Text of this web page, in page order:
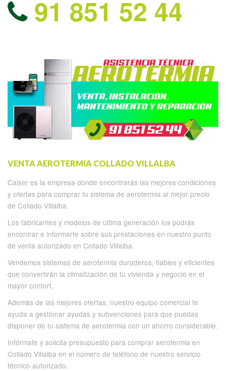
91 851 52 44
VENTA AEROTERMIA COLLADO VILLALBA
Calser es la empresa donde encontrarás las mejores condiciones
y ofertas para comprar tu sistema de aerotermia al mejor precio
de Collado Villalba.
Los fabricantes y modelos de última generación los podrás
encontrar e informarte sobre sus prestaciones en nuestro punto
de venta autorizado en Collado Villalba.
Vendemos sistemas de aerotermia duraderos, fiables y eficientes
que convertirán la climatización de tu vivienda y negocio en el
mayor confort.
Además de las mejores ofertas, nuestro equipo comercial te
ayuda a gestionar ayudas y subvenciones para que puedas
disponer de tu sistema de aerotermia con un ahorro considerable.
Infórmate y solicita presupuesto para comprar aerotermia en
Collado Villalba en el número de teléfono de nuestro servicio
técnico autorizado.